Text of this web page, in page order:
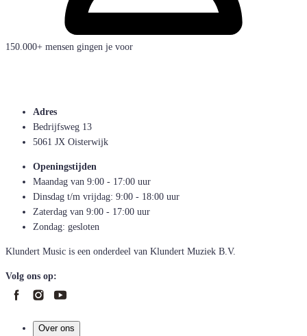
150.000+ mensen gingen je voor
Adres
Bedrijfsweg 13
5061 JX Oisterwijk
Openingstijden
Maandag van 9:00 - 17:00 uur
Dinsdag t/m vrijdag: 9:00 - 18:00 uur
Zaterdag van 9:00 - 17:00 uur
Zondag: gesloten
Klundert Music is een onderdeel van Klundert Muziek B.V.
Volg ons op:
Over ons